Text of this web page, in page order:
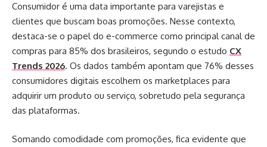
Consumidor é uma data importante para varejistas e
clientes que buscam boas promoções. Nesse contexto,
destaca-se o papel do e-commerce como principal canal de
compras para 85% dos brasileiros, segundo o estudo CX
Trends 2026. Os dados também apontam que 76% desses
consumidores digitais escolhem os marketplaces para
adquirir um produto ou serviço, sobretudo pela segurança
das plataformas.
Somando comodidade com promoções, fica evidente que